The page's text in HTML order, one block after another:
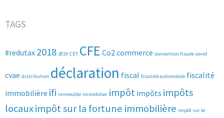
TAGS
#redutax 2018 2019 CET CFE Co2commerce convention fiscale covid
cvae distribution déclaration fiscal fiscalité automobile fiscalité
immobilière ifi immeuble immobilier impôt impôts impôts
locauximpôt sur la fortune immobilière impôt sur le